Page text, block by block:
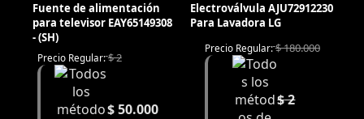
Fuente de alimentación
para televisor EAY65149308
- (SH)
Precio Regular:$2
$50.000
Electroválvula AJU72912230
Para Lavadora LG
Precio Regular:$180.000
$2